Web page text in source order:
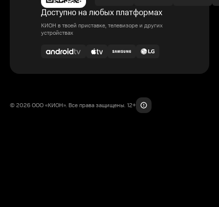
Доступно на любых платформах
КИОН в твоей приставке, телевизоре и других
устройствах
© 2026 ООО «КИОН». Все права защищены. 12+